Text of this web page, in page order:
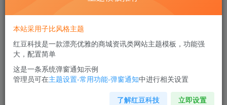
您当前未登录！建议登陆后购买，可保存购买订单
手机拍摄运营实战课，用一部手机拍大片，各赛道真实模拟
本站采用子比风格主题
红豆科技是一款漂亮优雅的商城资讯类网站主题模板，功能强
大，配置简单
这是一条系统弹窗通知示例
管理员可在主题设置-常用功能-弹窗通知中进行相关设置
了解红豆科技 立即设置